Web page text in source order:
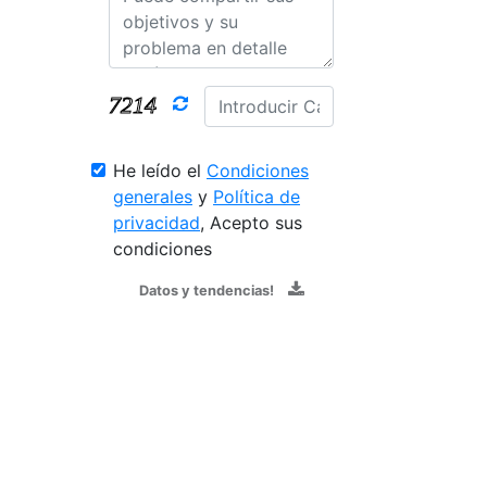
He leído el Condiciones
generales y Política de
privacidad, Acepto sus
condiciones
Datos y tendencias!